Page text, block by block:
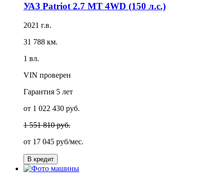
УАЗ Patriot 2.7 MT 4WD (150 л.с.)
2021 г.в.
31 788 км.
1 вл.
VIN проверен
Гарантия 5 лет
от 1 022 430 руб.
1 551 810 руб.
от 17 045 руб/мес.
В кредит